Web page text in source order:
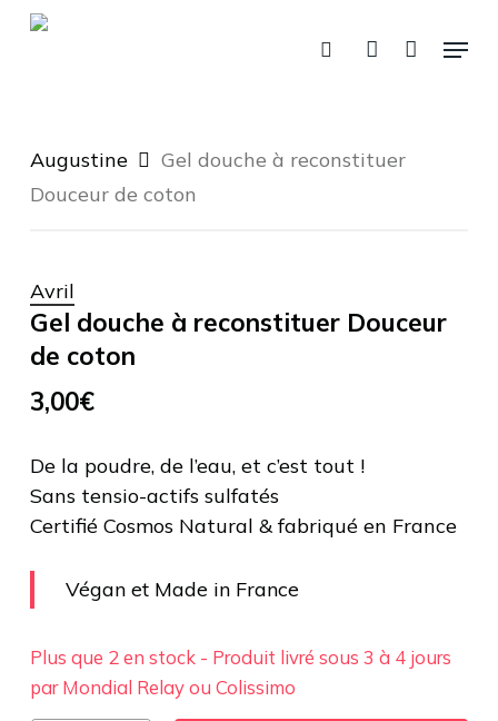
Skip
rechercheaccountMenu
Augustine
Gel douche à reconstituer
Douceur de coton
Avril
Gel douche à reconstituer Douceur
de coton
3,00€
De la poudre, de l’eau, et c’est tout !
Sans tensio-actifs sulfatés
Certifié Cosmos Natural & fabriqué en France
Végan et Made in France
Plus que 2 en stock - Produit livré sous 3 à 4 jours
par Mondial Relay ou Colissimo